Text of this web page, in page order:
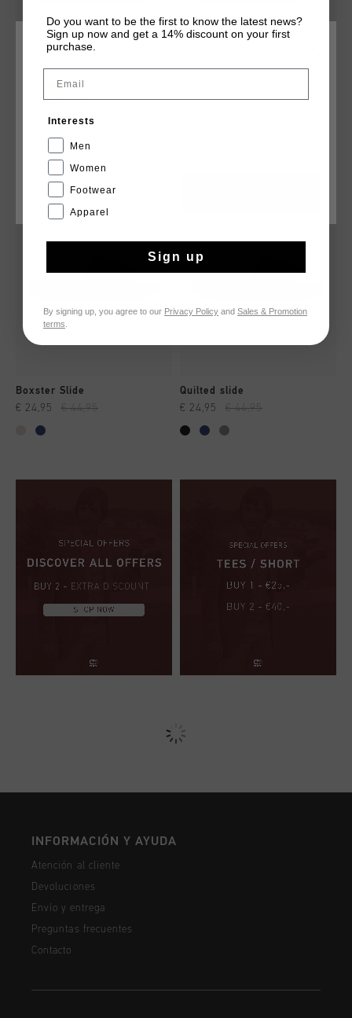
rebajas
Boxster Slide
€ 24,95 € 44,95
Quilted slide
€ 24,95 € 44,95
INFORMACIÓN Y AYUDA
Atención al cliente
Devoluciones
Envío y entrega
Preguntas frecuentes
Contacto
ELIGE TU UBICACIÓN Y TU IDIOMA
CANCEL
Do you want to be the first to know the latest news?
Sign up now and get a 14% discount on your first
purchase.
Email
Interests
Men
Women
Footwear
Apparel
Sign up
By signing up, you agree to our Privacy Policy and Sales & Promotion
terms